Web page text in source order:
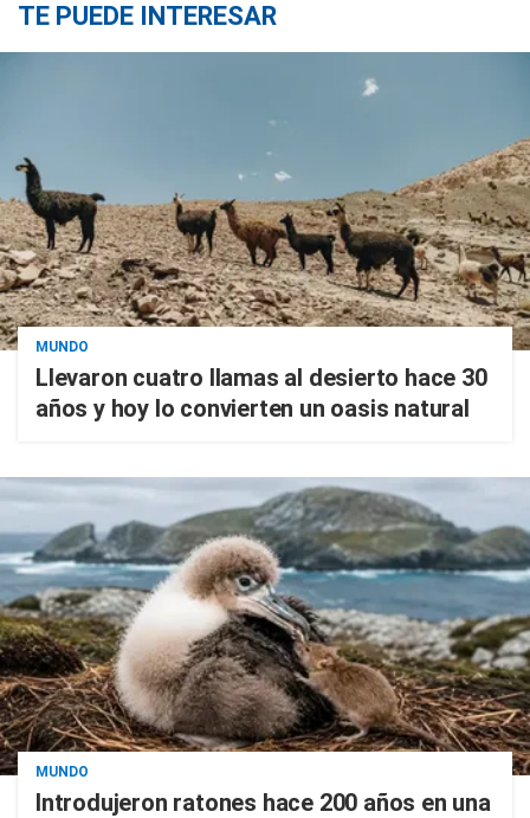
TE PUEDE INTERESAR
MUNDO
Llevaron cuatro llamas al desierto hace 30
años y hoy lo convierten un oasis natural
MUNDO
Introdujeron ratones hace 200 años en una